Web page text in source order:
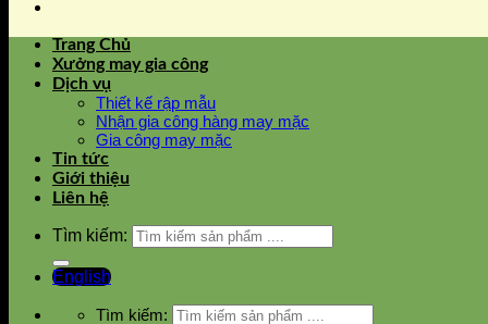
Trang Chủ
Xưởng may gia công
Dịch vụ
Thiết kế rập mẫu
Nhận gia công hàng may mặc
Gia công may mặc
Tin tức
Giới thiệu
Liên hệ
Tìm kiếm:
English
Tìm kiếm: